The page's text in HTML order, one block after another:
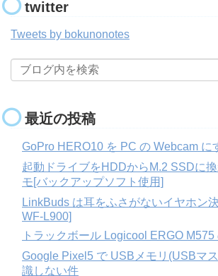
twitter
Tweets by bokunonotes
最近の投稿
GoPro HERO10 を PC の Webcam に
起動ドライブをHDDからM.2 SSDに
モ[バックアップソフト使用]
LinkBuds は耳をふさがないイヤホン
WF-L900]
トラックボール Logicool ERGO
Google Pixel5 で USBメモリ(USBマ
識しない件